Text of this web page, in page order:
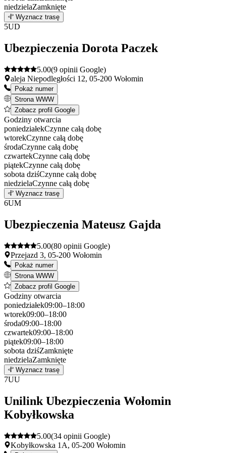
niedzielaZamknięte
+
−
Wyznacz trasę
5UD
Ubezpieczenia Dorota Paczek
5.00(9 opinii Google)
aleja Niepodległości 12, 05-200 Wołomin
Pokaż numer
Strona WWW
Zobacz profil Google
Godziny otwarcia
poniedziałekCzynne całą dobę
wtorekCzynne całą dobę
środaCzynne całą dobę
czwartekCzynne całą dobę
piątekCzynne całą dobę
sobota dziśCzynne całą dobę
niedzielaCzynne całą dobę
+
−
Wyznacz trasę
6UM
Ubezpieczenia Mateusz Gajda
5.00(80 opinii Google)
Przejazd 3, 05-200 Wołomin
Pokaż numer
Strona WWW
Zobacz profil Google
Godziny otwarcia
poniedziałek09:00–18:00
wtorek09:00–18:00
środa09:00–18:00
czwartek09:00–18:00
piątek09:00–18:00
sobota dziśZamknięte
niedzielaZamknięte
+
−
Wyznacz trasę
7UU
Unilink Ubezpieczenia Wołomin
Kobyłkowska
5.00(34 opinii Google)
Kobyłkowska 1A, 05-200 Wołomin